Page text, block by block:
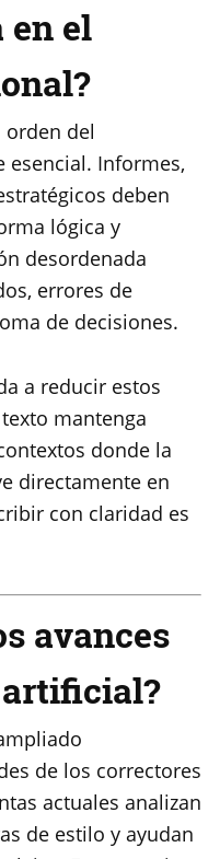
en el
del
esencial. Informes,
deben
lógica y
desordenada
errores de
de decisiones.
a reducir estos
mantenga
donde la
directamente en
con claridad es
avances
de los correctores
actuales analizan
de estilo y ayudan